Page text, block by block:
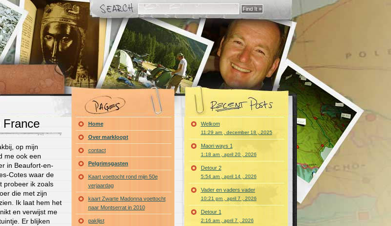
France
op mijn
me ook een
in Beaufort-en-
Cotes waar de
probeer ik zoals
die met zijn
Ik laat hem het
en verwijst me
Er blijken
Home
Over markloopt
contact
Pelgrimsgasten
Kaart voettocht rond mijn 50e
verjaardag
kaart Zwarte Madonna voettocht
naar Montserrat in 2010
paklijst
Welkom
11:29 am , december 18 , 2025
Maori ways 1
1:18 am , april 20 , 2026
Detour 2
5:54 am , april 14 , 2026
Vader en vaders vader
10:21 pm , april 7 , 2026
Detour 1
2:16 am , april 7 , 2026